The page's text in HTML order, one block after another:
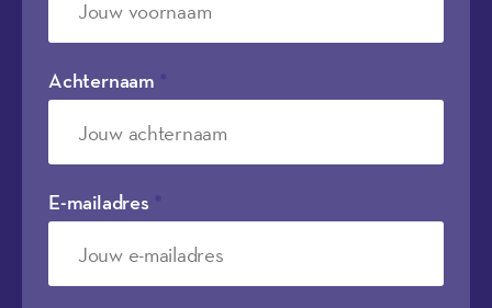
Achternaam
E-mailadres